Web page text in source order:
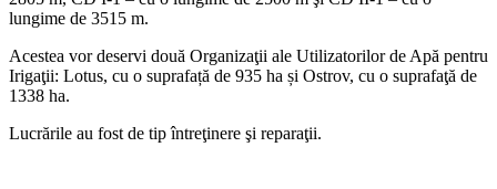
lungime de 3515 m.
Acestea vor deservi două Organizaţii ale Utilizatorilor de Apă pentru
Irigaţii: Lotus, cu o suprafață de 935 ha și Ostrov, cu o suprafaţă de
1338 ha.
Lucrările au fost de tip întreţinere şi reparaţii.